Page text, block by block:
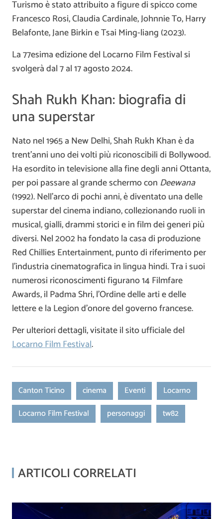
Turismo è stato attribuito a figure di spicco come
Francesco Rosi, Claudia Cardinale, Johnnie To, Harry
Belafonte, Jane Birkin e Tsai Ming-liang (2023).
La 77esima edizione del Locarno Film Festival si
svolgerà dal 7 al 17 agosto 2024.
Shah Rukh Khan: biografia di
una superstar
Nato nel 1965 a New Delhi, Shah Rukh Khan è da
trent’anni uno dei volti più riconoscibili di Bollywood.
Ha esordito in televisione alla fine degli anni Ottanta,
per poi passare al grande schermo con Deewana
(1992). Nell’arco di pochi anni, è diventato una delle
superstar del cinema indiano, collezionando ruoli in
musical, gialli, drammi storici e in film dei generi più
diversi. Nel 2002 ha fondato la casa di produzione
Red Chillies Entertainment, punto di riferimento per
l’industria cinematografica in lingua hindi. Tra i suoi
numerosi riconoscimenti figurano 14 Filmfare
Awards, il Padma Shri, l’Ordine delle arti e delle
lettere e la Legion d’onore del governo francese.
Per ulteriori dettagli, visitate il sito ufficiale del
Locarno Film Festival.
Canton Ticino cinema Eventi
Locarno
Locarno Film Festival
personaggi tw82
ARTICOLI CORRELATI